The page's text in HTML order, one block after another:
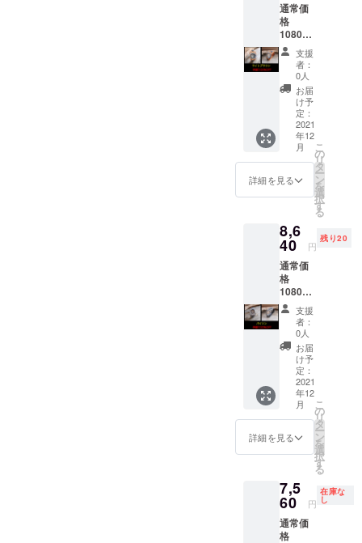
通常価
格
10800
円を早
割り
20%OF
Fで
8640円
支援
者：
0人
お届
け予
定：
2021
年12
月
詳細を見る
こ
の
リ
タ
ー
ン
を
選
択
す
る
8,6
40 円
残り20
通常価
格
10800
円を早
割り
20%OF
Fで
8640円
支援
者：
0人
お届
け予
定：
2021
年12
月
詳細を見る
こ
の
リ
タ
ー
ン
を
選
択
す
る
7,5
60 円
在庫な
し
通常価
格